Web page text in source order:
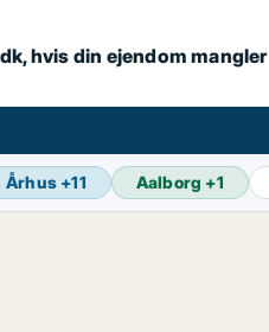
hvis din ejendom mangler
Århus +11 Aalborg +1